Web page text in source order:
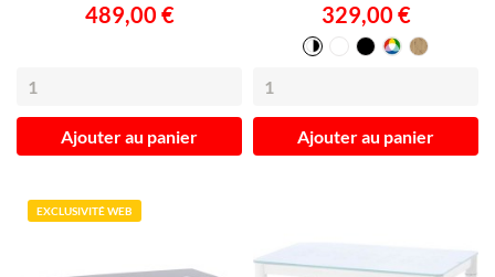
489,00 €
Ajouter au panier
329,00 €
Bicolore
Blanc
Noir Chêne
Ajouter au panier
EXCLUSIVITÉ WEB